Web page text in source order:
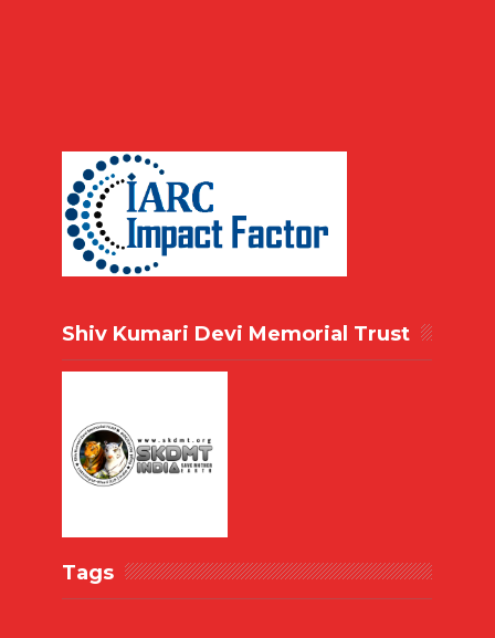
Shiv Kumari Devi Memorial Trust
Tags